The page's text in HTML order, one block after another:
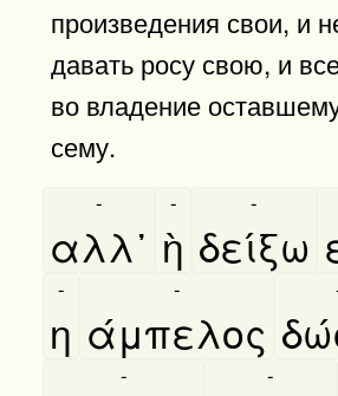
произведения свои, и
давать росу свою, и
во владение
сему.
αλλ᾿
-
ὴ
-
δείξω
-
η
-
άμπελος
-
- -